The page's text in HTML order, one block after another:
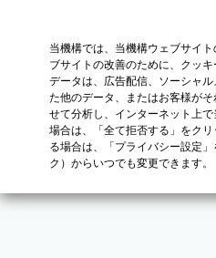
当機構では、当機構ウェブサイ
ブサイトの改善のために、クッ
データは、広告配信、ソーシャ
た他のデータ、またはお客様が
せて分析し、インターネット上
場合は、「全て拒否する」をク
る場合は、「プライバシー設定
ク）からいつでも変更できます。